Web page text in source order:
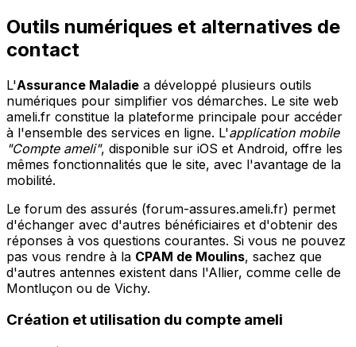
Outils numériques et alternatives de
contact
L'Assurance Maladie a développé plusieurs outils
numériques pour simplifier vos démarches. Le site web
ameli.fr constitue la plateforme principale pour accéder
à l'ensemble des services en ligne. L'application mobile
"Compte ameli", disponible sur iOS et Android, offre les
mêmes fonctionnalités que le site, avec l'avantage de la
mobilité.
Le forum des assurés (forum-assures.ameli.fr) permet
d'échanger avec d'autres bénéficiaires et d'obtenir des
réponses à vos questions courantes. Si vous ne pouvez
pas vous rendre à la CPAM de Moulins, sachez que
d'autres antennes existent dans l'Allier, comme celle de
Montluçon ou de Vichy.
Création et utilisation du compte ameli